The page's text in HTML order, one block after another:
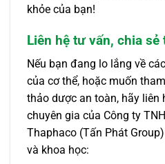
khỏe của bạn!
Liên hệ tư vấn, chia
Nếu bạn đang lo lắng về
của cơ thể, hoặc muốn
thảo dược an toàn, hãy liên
chuyên gia của Công ty
Thaphaco (Tấn Phát
và khoa học: